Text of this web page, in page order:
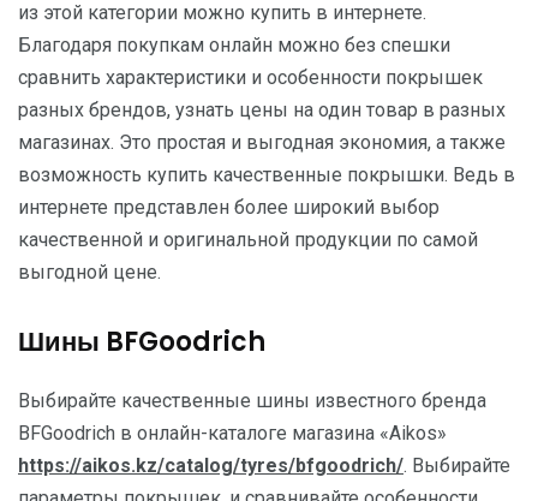
из этой категории можно купить в интернете.
Благодаря покупкам онлайн можно без спешки
сравнить характеристики и особенности покрышек
разных брендов, узнать цены на один товар в разных
магазинах. Это простая и выгодная экономия, а также
возможность купить качественные покрышки. Ведь в
интернете представлен более широкий выбор
качественной и оригинальной продукции по самой
выгодной цене.
Шины BFGoodrich
Выбирайте качественные шины известного бренда
BFGoodrich в онлайн-каталоге магазина «Aikos»
https://aikos.kz/catalog/tyres/bfgoodrich/. Выбирайте